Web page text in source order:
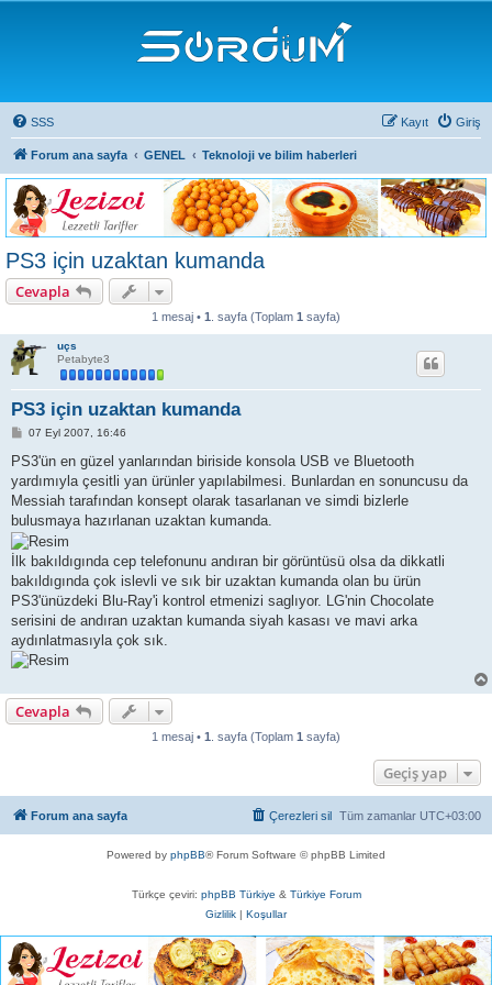
SSS Giriş
Kayıt
Forum ana sayfa GENEL Teknoloji ve bilim haberleri
PS3 için uzaktan kumanda
Cevapla
1 mesaj • 1 . sayfa (Toplam 1 sayfa)
uçs
Petabyte3
PS3 için uzaktan kumanda
M
s
j
07 Eyl 2007, 16:46
PS3'ün en güzel yanlarından biriside konsola USB ve Bluetooth
yardımıyla çesitli yan ürünler yapılabilmesi. Bunlardan en sonuncusu da
Messiah tarafından konsept olarak tasarlanan ve simdi bizlerle
bulusmaya hazırlanan uzaktan kumanda.
İlk bakıldıgında cep telefonunu andıran bir görüntüsü olsa da dikkatli
bakıldıgında çok islevli ve sık bir uzaktan kumanda olan bu ürün
PS3'ünüzdeki Blu-Ray'i kontrol etmenizi saglıyor. LG'nin Chocolate
serisini de andıran uzaktan kumanda siyah kasası ve mavi arka
aydınlatmasıyla çok sık.
Cevapla
1 mesaj • 1 . sayfa (Toplam 1 sayfa)
Geçiş yap
Forum ana sayfa Tüm zamanlar UTC+03:00
Çerezleri sil
Powered by phpBB® Forum Software © phpBB Limited
Türkçe çeviri: phpBB Türkiye & Türkiye Forum
Gizlilik
Koşullar